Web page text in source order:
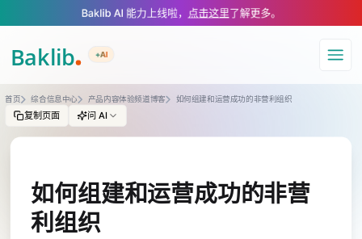
A Markdown version of this page is available at https://
Baklib AI 能力上线啦， 点击这里了解更多。
+AI
导航
首页 综合信息中心 产品内容体验频道博客 如何组建和运营成功的非营利组织
复制页面 问 AI
如何组建和运营成功的非营
利组织